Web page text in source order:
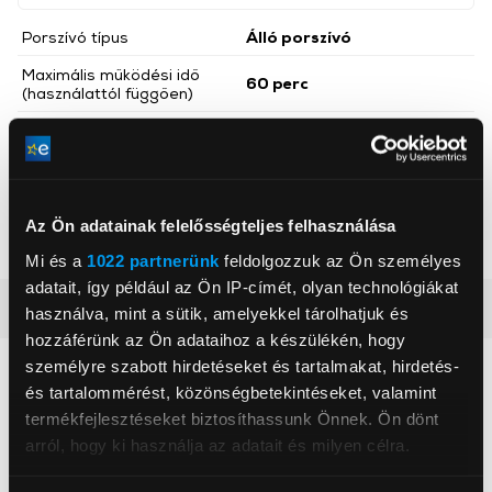
Az Ön adatainak felelősségteljes felhasználása
Mi és a 1022 partnerünk feldolgozzuk az Ön személyes
adatait, így például az Ön IP-címét, olyan technológiákat
használva, mint a sütik, amelyekkel tárolhatjuk és
hozzáférünk az Ön adataihoz a készülékén, hogy
személyre szabott hirdetéseket és tartalmakat, hirdetés-
és tartalommérést, közönségbetekintéseket, valamint
termékfejlesztéseket biztosíthassunk Önnek. Ön dönt
arról, hogy ki használja az adatait és milyen célra.
Porszívó típus
Álló porszívó
Maximális működési idő
(használattól függően)
60 perc
Akkumulátor feszültség
Részletes ismertető
Neked ajánljuk